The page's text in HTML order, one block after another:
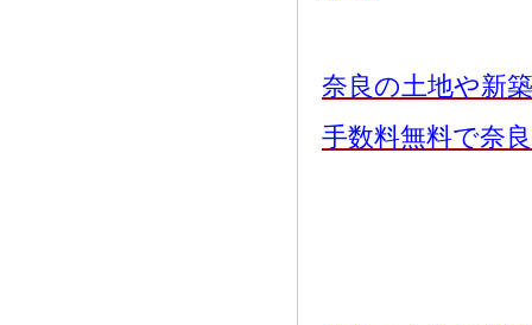
奈良の土地や新
手数料無料で奈